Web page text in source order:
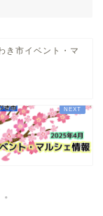
き市イベント・マ
人方面
り温泉
・歴史
ッズ